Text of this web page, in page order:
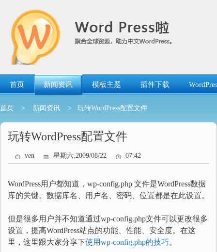
首页 新闻资讯 模板主题 插件下载
首页 > 新闻资讯 > 玩转WordPress配置文件
玩转WordPress配置文件
ven 星期六,2009/08/22 07:42
WordPress用户都知道，wp-config.php 文件是WordPress数据
库的关键。数据库名、用户名、密码、位置都是在此设置。
但是很多用户并不知道通过wp-config.php文件可以更改很多
设置，提高WordPress站点的功能、性能、安全度。在这
里，这里跟大家分享下使用wp-config.php的技巧。